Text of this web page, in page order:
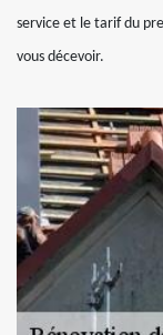
service et le tarif du
vous décevoir.